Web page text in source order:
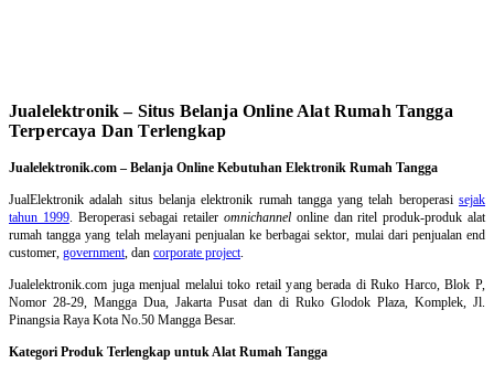
Jualelektronik – Situs Belanja Online Alat Rumah Tangga
Terpercaya Dan Terlengkap
Jualelektronik.com – Belanja Online Kebutuhan Elektronik Rumah Tangga
JualElektronik adalah situs belanja elektronik rumah tanggayang telah beroperasisejak
tahun 1999. Beroperasi sebagai retaileromnichannel online dan ritel produk-produk alat
rumah tangga yang telah melayani penjualan ke berbagai sektor, mulai dari penjualan end
customer, government, dan corporate project.
Jualelektronik.com juga menjual melalui toko retail yang berada di Ruko Harco, Blok P,
Nomor 28-29, Mangga Dua, Jakarta Pusat dan di Ruko Glodok Plaza, Komplek, Jl.
Pinangsia Raya Kota No.50 Mangga Besar.
Kategori Produk Terlengkap untuk Alat Rumah Tangga